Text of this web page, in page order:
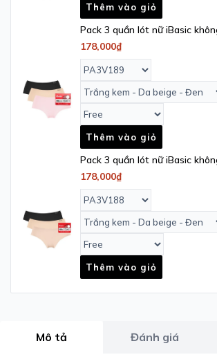
Thêm vào giỏ
Pack 3 quần lót nữ iBasic
PA3V189
178,000₫
Thêm vào giỏ
Pack 3 quần lót nữ iBasic
PA3V188
178,000₫
Thêm vào giỏ
Mô tả Đánh giá